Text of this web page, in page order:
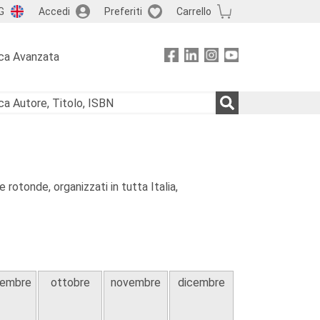
Accedi Preferiti Carrello
Avanzata
rotonde, organizzati in tutta Italia,
ottobre novembre dicembre